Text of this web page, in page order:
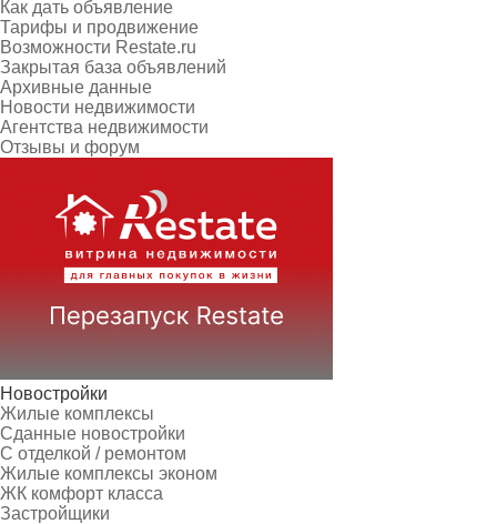
Как дать объявление
Тарифы и продвижение
Возможности Restate.ru
Закрытая база объявлений
Архивные данные
Новости недвижимости
Агентства недвижимости
Отзывы и форум
Новостройки
Жилые комплексы
Сданные новостройки
С отделкой / ремонтом
Жилые комплексы эконом
ЖК комфорт класса
Застройщики